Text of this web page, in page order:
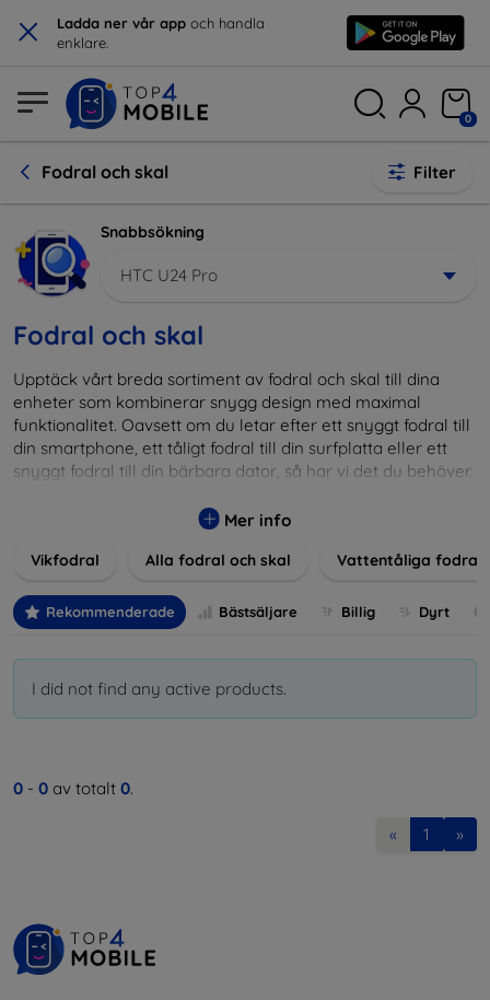
× Ladda ner vår app och handla
enklare.
0
Fodral och skal Filter
Snabbsökning
HTC U24 Pro
Fodral och skal
Upptäck vårt breda sortiment av fodral och skal till dina
enheter som kombinerar snygg design med maximal
funktionalitet. Oavsett om du letar efter ett snyggt fodral till
din smartphone, ett tåligt fodral till din surfplatta eller ett
snyggt fodral till din bärbara dator, så har vi det du behöver.
stötar, samtidigt som de tar hänsyn till användarnas
att hitta rätt tillbehör till din enhet. Våra fodral och skal är
inte bara praktiska utan också moderiktiga, vilket gör dem
dig.
Mer info
Vikfodral Alla fodral och skal Vattentåliga fodral
Rekommenderade Bästsäljare Billig Dyrt
I did not find any active products.
0 - 0 av totalt 0.
« 1 »